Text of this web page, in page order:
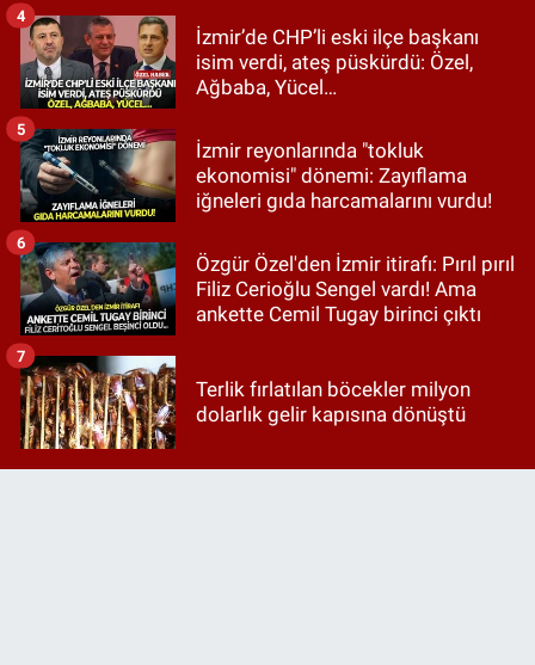
İzmir’de CHP’li eski ilçe başkanı
isim verdi, ateş püskürdü: Özel,
Ağbaba, Yücel…
4
İzmir reyonlarında "tokluk
ekonomisi" dönemi: Zayıflama
iğneleri gıda harcamalarını vurdu!
5
Özgür Özel'den İzmir itirafı: Pırıl pırıl
Filiz Cerioğlu Sengel vardı! Ama
ankette Cemil Tugay birinci çıktı
6
Terlik fırlatılan böcekler milyon
dolarlık gelir kapısına dönüştü
7